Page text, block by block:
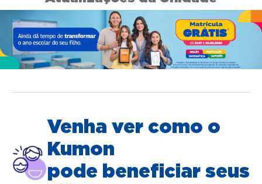
Venha ver como o
Kumon
pode beneficiar seus